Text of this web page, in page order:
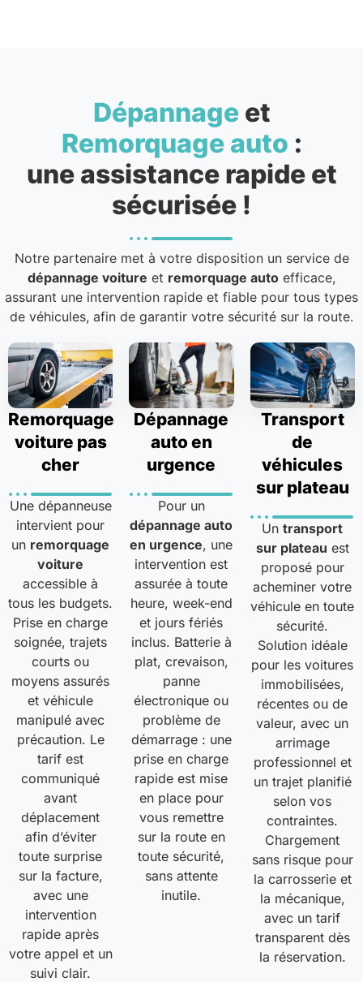
Dépannageet
Remorquage auto :
une assistance rapide et
sécurisée !
Notre partenaire met à votre disposition un service de
dépannage voiture et remorquage auto efficace,
assurant une intervention rapide et fiable pour tous types
de véhicules, afin de garantir votre sécurité sur la route.
Remorquage
voiture pas
cher
Une dépanneuse
intervient pour
un remorquage
voiture
accessible à
tous les budgets.
Prise en charge
soignée, trajets
courts ou
moyens assurés
et véhicule
manipulé avec
précaution. Le
tarif est
communiqué
avant
déplacement
afin d’éviter
toute surprise
sur la facture,
avec une
intervention
rapide après
votre appel et un
suivi clair.
Dépannage
auto en
urgence
Pour un
dépannage auto
en urgence, une
intervention est
assurée à toute
heure, week-end
et jours fériés
inclus. Batterie à
plat, crevaison,
panne
électronique ou
problème de
démarrage : une
prise en charge
rapide est mise
en place pour
vous remettre
sur la route en
toute sécurité,
sans attente
inutile.
Transport
de
véhicules
sur plateau
Untransport
sur plateau est
proposé pour
acheminer votre
véhicule en toute
sécurité.
Solution idéale
pour les voitures
immobilisées,
récentes ou de
valeur, avec un
arrimage
professionnel et
un trajet planifié
selon vos
contraintes.
Chargement
sans risque pour
la carrosserie et
la mécanique,
avec un tarif
transparent dès
la réservation.